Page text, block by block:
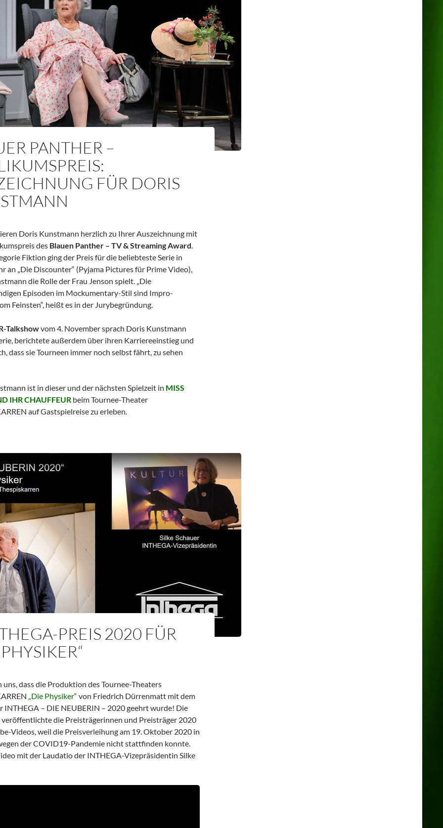
PANTHER –
FÜR DORIS
Doris Kunstmann herzlich zu Ihrer Auszeichnung mit
des Blauen Panther – TV & Streaming Award.
Fiktion ging der Preis für die beliebteste Serie in
an „Die Discounter“ (Pyjama Pictures für Prime Video),
die Rolle der Frau Jenson spielt. „Die
Episoden im Mockumentary-Stil sind Impro-
Feinsten“, heißt es in der Jurybegründung.
Talkshowvom 4. November sprach Doris Kunstmann
berichtete außerdem über ihren Karriereeinstieg und
dass sie Tourneen immer noch selbst fährt, zu sehen
ist in dieser und der nächsten Spielzeit in MISS
IHR CHAUFFEUR beim Tournee-Theater
auf Gastspielreise zu erleben.
PREIS 2020 FÜR
dass die Produktion des Tournee-Theaters
„Die Physiker“ von Friedrich Dürrenmatt mit dem
INTHEGA – DIE NEUBERIN – 2020 geehrt wurde! Die
die Preisträgerinnen und Preisträger 2020
Videos, weil die Preisverleihung am 19. Oktober 2020 in
der COVID19-Pandemie nicht stattfinden konnte.
mit der Laudatio der INTHEGA-Vizepräsidentin Silke